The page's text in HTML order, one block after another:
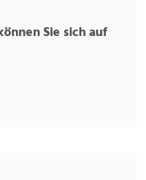
Sie sich auf